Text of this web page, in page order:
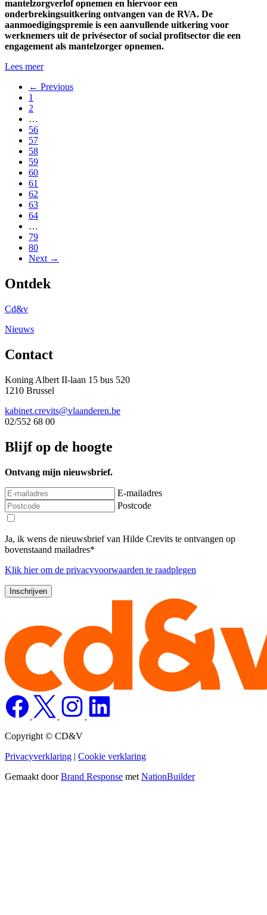
mantelzorgverlof opnemen en hiervoor een
onderbrekingsuitkering ontvangen van de RVA. De
aanmoedigingspremie is een aanvullende uitkering voor
werknemers uit de privésector of social profitsector die een
engagement als mantelzorger opnemen.
Lees meer
← Previous
1
2
…
56
57
58
59
60
61
62
63
64
…
79
80
Next →
Ontdek
Cd&v
Nieuws
Contact
Koning Albert II-laan 15 bus 520
1210 Brussel
kabinet.crevits@vlaanderen.be
02/552 68 00
Blijf op de hoogte
Ontvang mijn nieuwsbrief.
E-mailadres
Postcode
Ja, ik wens de nieuwsbrief van Hilde Crevits te ontvangen op
bovenstaand mailadres*
Klik hierom de privacyvoorwaarden te raadplegen
Copyright © CD&V
Privacyverklaring | Cookie verklaring
Gemaakt doorBrand Response met NationBuilder